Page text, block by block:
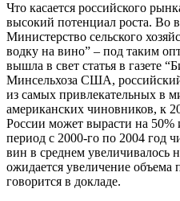
Что касается российского
высокий потенциал роста. Во
Министерство сельского
водку на вино” – под таким
вышла в свет статья в газете
Минсельхоза США,
из самых привлекательных в
американских чиновников, к
России может вырасти на 50%
период с 2000-го по 2004 год
вин в среднем увеличивалось
ожидается увеличение объема
говорится в докладе.